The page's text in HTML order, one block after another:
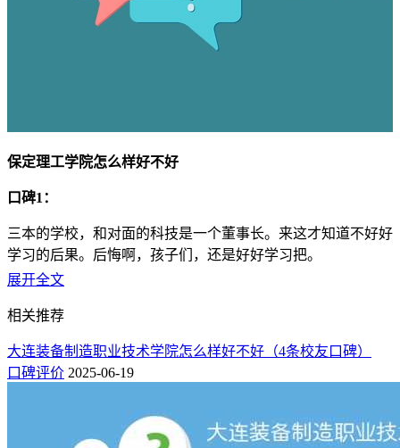
保定理工学院怎么样好不好
口碑1：
三本的学校，和对面的科技是一个董事长。来这才知道不好好
学习的后果。后悔啊，孩子们，还是好好学习把。
口碑2：
中国地质大学长城学院是经国家教育部批准成立，由中国地质
大学(北京)与保定贺阳教育投资有限公司合作，按新机制、新
模式举办的独立学院。学校办学层次为全日制普通本科，纳入
14000多人。环境不错，正在不断变好
展开全文
相关推荐
大连装备制造职业技术学院怎么样好不好（4条校友口碑）
口碑评价 2025-06-19